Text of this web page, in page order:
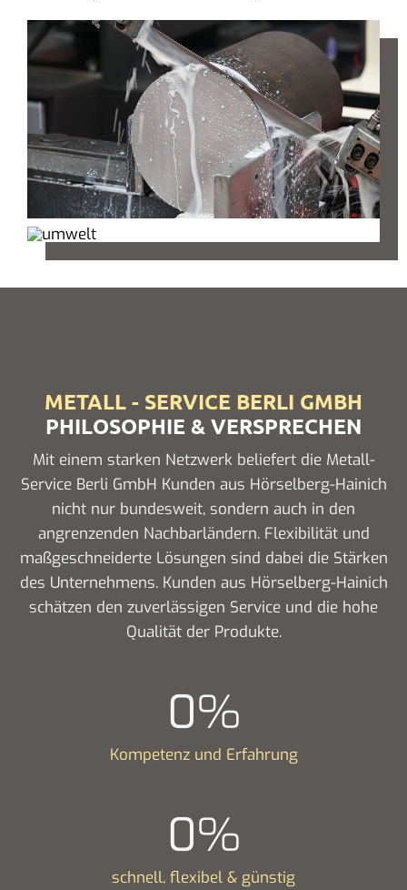
METALL - SERVICE BERLI GMBH
PHILOSOPHIE & VERSPRECHEN
Mit einem starken Netzwerk beliefert die Metall-
Service Berli GmbH Kunden aus Hörselberg-Hainich
nicht nur bundesweit, sondern auch in den
angrenzenden Nachbarländern. Flexibilität und
maßgeschneiderte Lösungen sind dabei die Stärken
des Unternehmens. Kunden aus Hörselberg-Hainich
schätzen den zuverlässigen Service und die hohe
Qualität der Produkte.
0%
Kompetenz und Erfahrung
0%
schnell, flexibel & günstig